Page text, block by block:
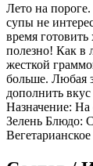
Лето на
супы не
время
полезно! Как в
жесткой
больше. Любая
дополнить
Назначение:
Зелень Блюдо: